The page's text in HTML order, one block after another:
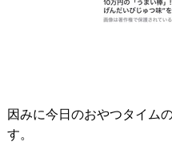
因みに今日のおやつタイム
す。